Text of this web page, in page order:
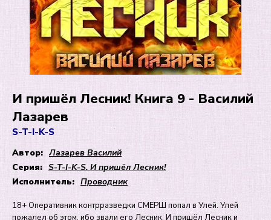
И пришёл Лесник! Книга 9 - Василий
Лазарев
S-T-I-K-S
Автор: Лазарев Василий
Серия: S-T-I-K-S. И пришёл Лесник!
Исполнитель: Проводник
18+ Оперативник контрразведки СМЕРШ попал в Улей. Улей
пожалел об этом, ибо звали его Лесник. И пришёл Лесник и